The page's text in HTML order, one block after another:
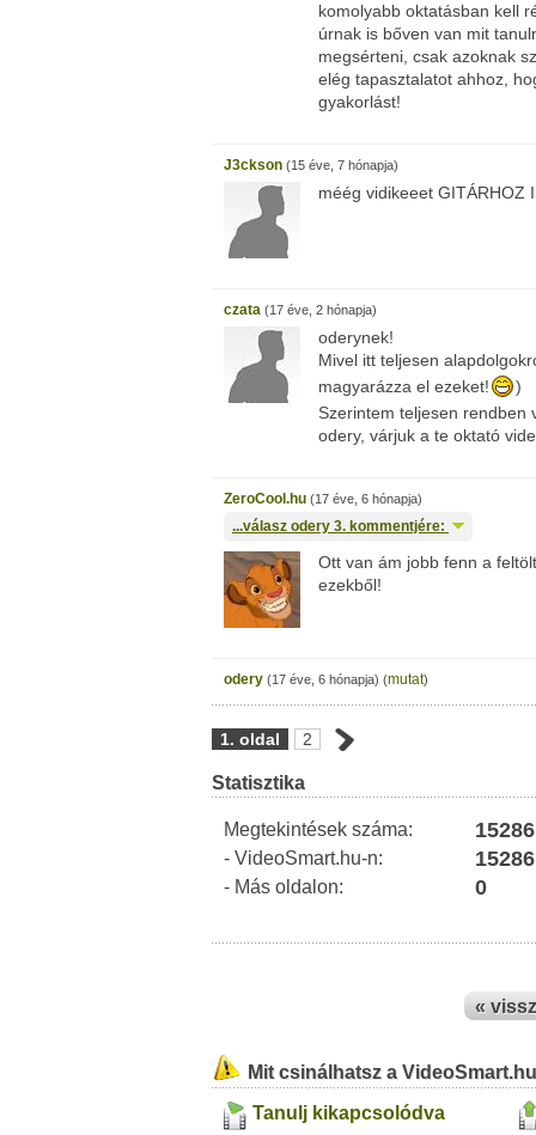
komolyabb oktatásban kell
úrnak is bőven van mit
megsérteni, csak azoknak
elég tapasztalatot ahhoz,
gyakorlást!
J3ckson (15 éve, 7 hónapja)
méég vidikeeet GITÁRHOZ
czata (17 éve, 2 hónapja)
oderynek!
Mivel itt teljesen
magyarázza el ezeket!
)
Szerintem teljesen rendben
odery, várjuk a te oktató
ZeroCool.hu (17 éve, 6 hónapja)
...válasz odery 3. kommentjére:
Ott van ám jobb fenn a
ezekből!
odery (17 éve, 6 hónapja) (mutat)
1. oldal 2
Statisztika
Megtekintések száma: 15286
- VideoSmart.hu-n: 15286
- Más oldalon: 0
«
Mit csinálhatsz a
Tanulj kikapcsolódva